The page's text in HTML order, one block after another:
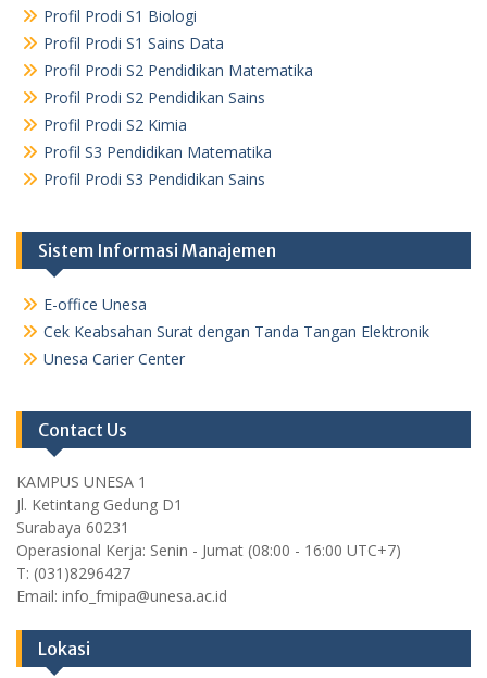
Profil Prodi S1 Biologi
Profil Prodi S1 Sains Data
Profil Prodi S2 Pendidikan Matematika
Profil Prodi S2 Pendidikan Sains
Profil Prodi S2 Kimia
Profil S3 Pendidikan Matematika
Profil Prodi S3 Pendidikan Sains
Sistem Informasi Manajemen
E-office Unesa
Cek Keabsahan Surat dengan Tanda Tangan Elektronik
Unesa Carier Center
Contact Us
KAMPUS UNESA 1
Jl. Ketintang Gedung D1
Surabaya 60231
Operasional Kerja: Senin - Jumat (08:00 - 16:00 UTC+7)
T: (031)8296427
Email: info_fmipa@unesa.ac.id
Lokasi